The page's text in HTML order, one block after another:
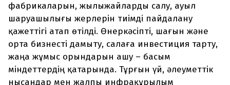
фабрикаларын, жылыжайларды салу, ауыл
шаруашылығы жерлерін тиімді пайдалану
қажеттігі атап өтілді. Өнеркәсіпті, шағын және
орта бизнесті дамыту, салаға инвестиция тарту,
жаңа жұмыс орындарын ашу – басым
міндеттердің қатарында. Тұрғын үй, әлеуметтік
нысандар мен жалпы инфрақұрылым